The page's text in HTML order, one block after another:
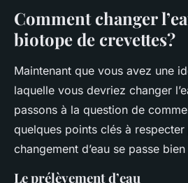
Comment changer
biotope de crevettes?
Maintenant que vous avez une
laquelle vous devriez changer
passons à la question de
quelques points clés à respecter
changement d’eau se passe
Le prélèvement d’eau